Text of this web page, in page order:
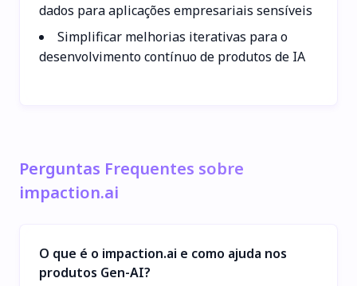
dados para aplicações empresariais sensíveis
Simplificar melhorias iterativas para o
desenvolvimento contínuo de produtos de IA
Perguntas Frequentes sobre
impaction.ai
O que é o impaction.ai e como ajuda nos
produtos Gen-AI?